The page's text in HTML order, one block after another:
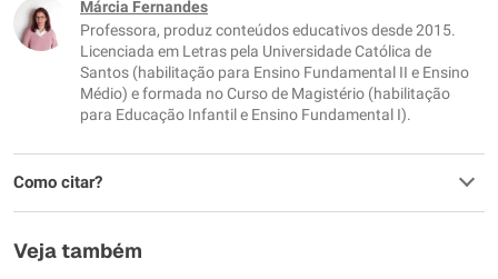
Este conteúdo não tem a informação que procuro
Outro
Márcia Fernandes
Professora, produz conteúdos educativos desde 2015.
Licenciada em Letras pela Universidade Católica de
Santos (habilitação para Ensino Fundamental II e Ensino
Médio) e formada no Curso de Magistério (habilitação
para Educação Infantil e Ensino Fundamental I).
Como citar?
Veja também